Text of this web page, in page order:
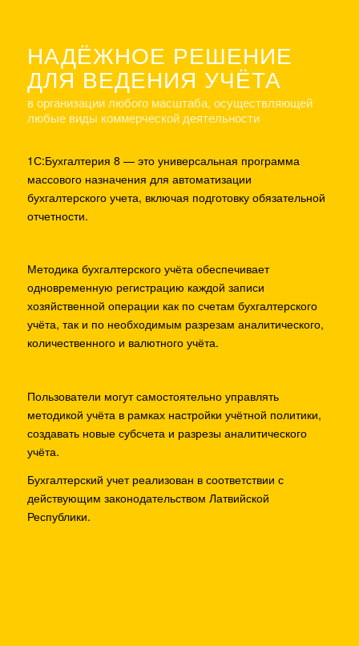
НАДЁЖНОЕ РЕШЕНИЕ
ДЛЯ ВЕДЕНИЯ УЧЁТА
в организации любого масштаба, осуществляющей
любые виды коммерческой деятельности
1С:Бухгалтерия 8 — это универсальная программа
массового назначения для автоматизации
бухгалтерского учета, включая подготовку обязательной
отчетности.
Методика бухгалтерского учёта обеспечивает
одновременную регистрацию каждой записи
хозяйственной операции как по счетам бухгалтерского
учёта, так и по необходимым разрезам аналитического,
количественного и валютного учёта.
Пользователи могут самостоятельно управлять
методикой учёта в рамках настройки учётной политики,
создавать новые субсчета и разрезы аналитического
учёта.
Бухгалтерский учет реализован в соответствии с
действующим законодательством Латвийской
Республики.